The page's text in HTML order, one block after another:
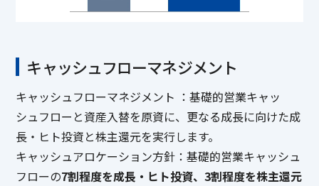
キャッシュフローマネジメント
キャッシュフローマネジメント ：基礎的営業キャッ
シュフローと資産入替を原資に、更なる成長に向けた成
長・ヒト投資と株主還元を実行します。
キャッシュアロケーション方針：基礎的営業キャッシュ
フローの7割程度を成長・ヒト投資、3割程度を株主還元